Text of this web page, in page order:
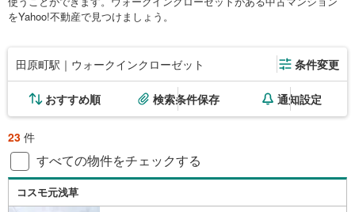
をYahoo!不動産で見つけましょう。
田原町駅｜ウォークインクローゼット 条件変更
おすすめ順 検索条件保存 通知設定
23 件
すべての物件をチェックする
コスモ元浅草